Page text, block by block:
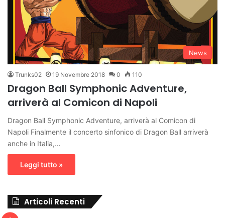
News
Trunks02 19 Novembre 2018 0 110
Dragon Ball Symphonic Adventure,
arriverà al Comicon di Napoli
Dragon Ball Symphonic Adventure, arriverà al Comicon di
Napoli Finalmente il concerto sinfonico di Dragon Ball arriverà
anche in Italia,…
Leggi tutto »
Articoli Recenti